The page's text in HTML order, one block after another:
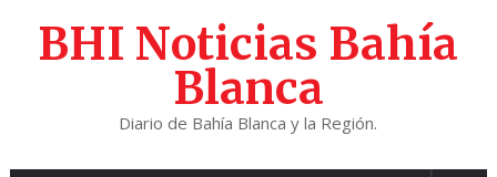
BHI Noticias Bahía
Blanca
Diario de Bahía Blanca y la Región.